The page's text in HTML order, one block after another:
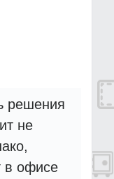
решения
не
в офисе